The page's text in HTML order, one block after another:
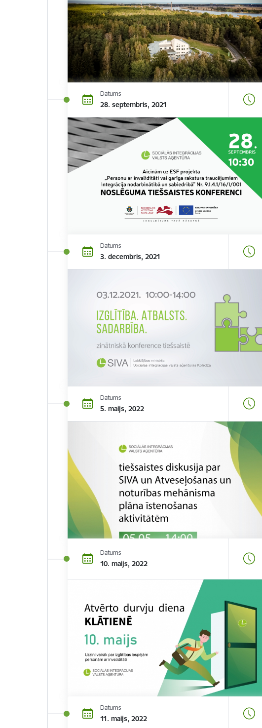
Datums
28. septembris, 2021
Datums
3. decembris, 2021
Datums
5. maijs, 2022
Datums
10. maijs, 2022
Datums
11. maijs, 2022